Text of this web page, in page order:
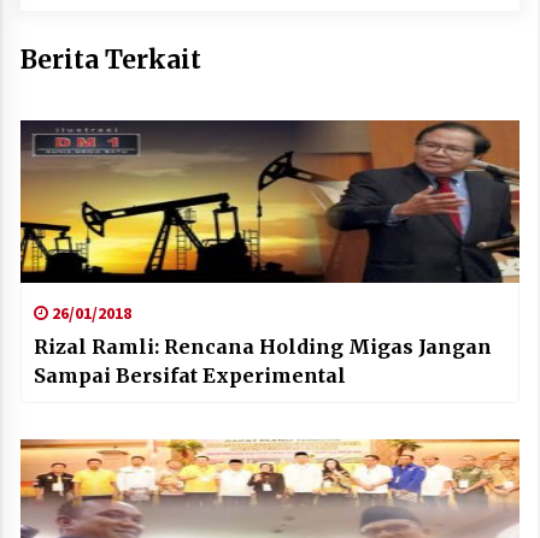
Berita Terkait
26/01/2018
Rizal Ramli: Rencana Holding Migas Jangan
Sampai Bersifat Experimental